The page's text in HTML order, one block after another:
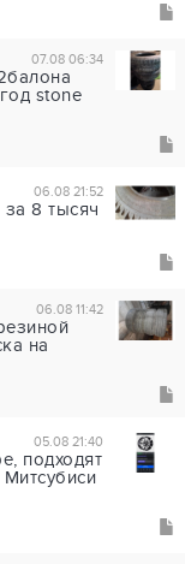
07.08 06:34
stone
06.08 21:52
8 тысяч
06.08 11:42
на
05.08 21:40
подходят